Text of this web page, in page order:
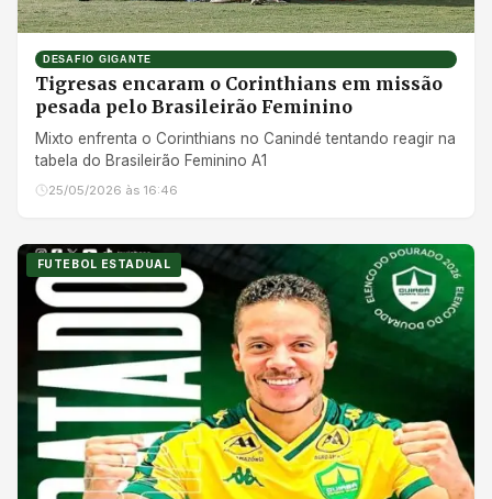
DESAFIO GIGANTE
Tigresas encaram o Corinthians em missão
pesada pelo Brasileirão Feminino
Mixto enfrenta o Corinthians no Canindé tentando reagir na
tabela do Brasileirão Feminino A1
25/05/2026 às 16:46
FUTEBOL ESTADUAL